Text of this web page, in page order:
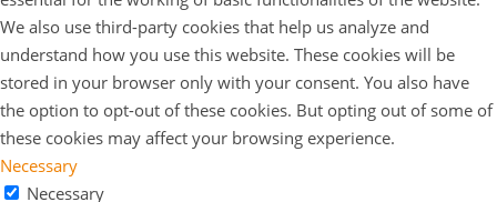
We also use third-party cookies that help us analyze and
understand how you use this website. These cookies will be
stored in your browser only with your consent. You also have
the option to opt-out of these cookies. But opting out of some of
these cookies may affect your browsing experience.
Necessary
Necessary